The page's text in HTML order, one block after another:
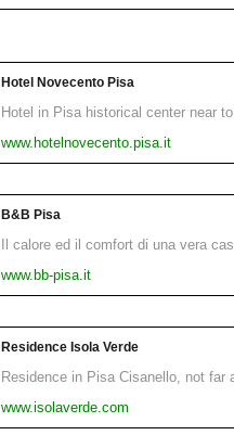
Hotel Novecento Pisa
Hotel in Pisa historical center near
www.hotelnovecento.pisa.it
B&B Pisa
Il calore ed il comfort di una vera
www.bb-pisa.it
Residence Isola Verde
Residence in Pisa Cisanello, not far
www.isolaverde.com